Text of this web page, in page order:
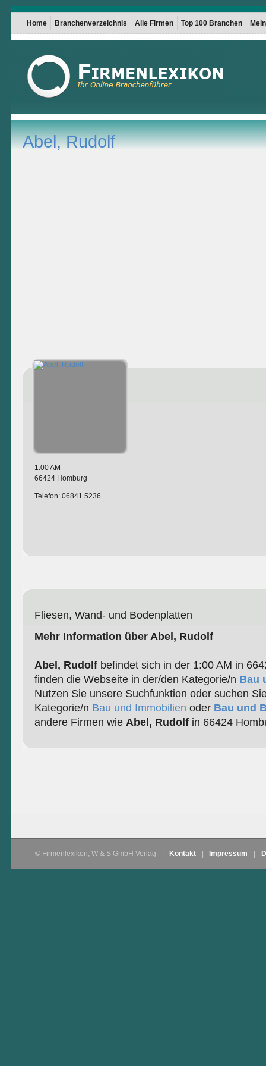
Home Branchenverzeichnis Alle Firmen Top 100 Branchen
Abel, Rudolf
1:00 AM
66424 Homburg
Telefon: 06841 5236
Fliesen, Wand- und Bodenplatten
Mehr Information über Abel, Rudolf
Abel, Rudolfbefindet sich in der 1:00 AM in
finden die Webseite in der/den Kategorie/n Bau
Nutzen Sie unsere Suchfunktion oder suchen
Kategorie/n Bau und Immobilien oder Bau und
andere Firmen wie Abel, Rudolfin 66424
© Firmenlexikon, W & S GmbH Verlag Kontakt Impressum